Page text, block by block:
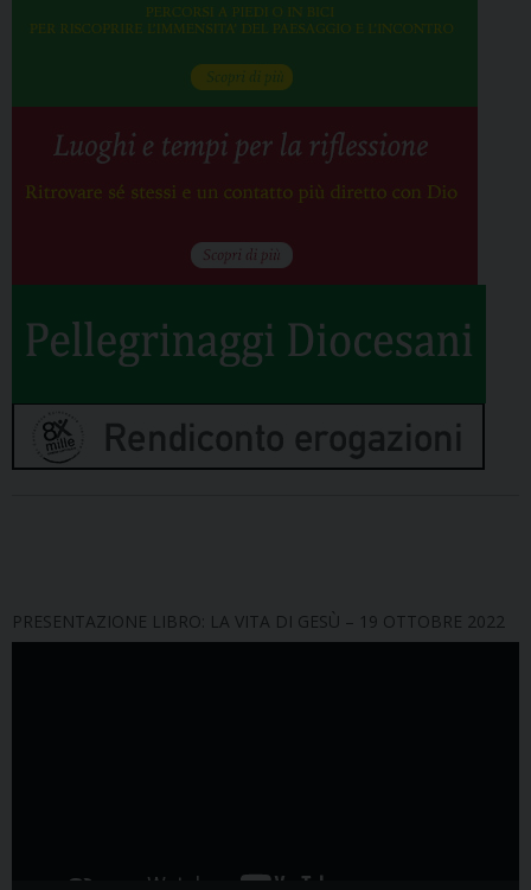
PRESENTAZIONE LIBRO: LA VITA DI GESÙ – 19 OTTOBRE 2022